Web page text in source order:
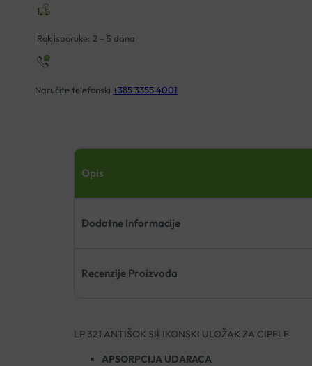
količina
Rok isporuke: 2 – 5 dana
Naručite telefonski +385 3355 4001
Opis
Dodatne Informacije
Recenzije Proizvoda
LP 321 ANTIŠOK SILIKONSKI ULOŽAK ZA CIPELE
APSORPCIJA UDARACA